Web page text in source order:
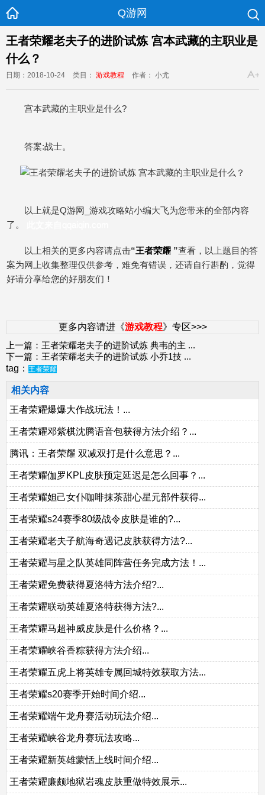
Q游网
王者荣耀老夫子的进阶试炼 宫本武藏的主职业是
什么？
日期：2018-10-24 类目： 游戏教程 作者： 小尤
宫本武藏的主职业是什么?
答案:战士。
以上就是Q游网_游戏攻略站小编大飞为您带来的全部内容
了。
以上相关的更多内容请点击“王者荣耀 ”查看，以上题目的答
案为网上收集整理仅供参考，难免有错误，还请自行斟酌，觉得
好请分享给您的好朋友们！
更多内容请进《游戏教程》专区>>>
上一篇： 王者荣耀老夫子的进阶试炼 典韦的主 ...
下一篇： 王者荣耀老夫子的进阶试炼 小乔1技 ...
tag： 王者荣耀
相关内容
王者荣耀爆爆大作战玩法！...
王者荣耀邓紫棋沈腾语音包获得方法介绍？...
腾讯：王者荣耀 双减双打是什么意思？...
王者荣耀伽罗KPL皮肤预定延迟是怎么回事？...
王者荣耀妲己女仆咖啡抹茶甜心星元部件获得...
王者荣耀s24赛季80级战令皮肤是谁的?...
王者荣耀老夫子航海奇遇记皮肤获得方法?...
王者荣耀与星之队英雄同阵营任务完成方法！...
王者荣耀免费获得夏洛特方法介绍?...
王者荣耀联动英雄夏洛特获得方法?...
王者荣耀马超神威皮肤是什么价格？...
王者荣耀峡谷香粽获得方法介绍...
王者荣耀五虎上将英雄专属回城特效获取方法...
王者荣耀s20赛季开始时间介绍...
王者荣耀端午龙舟赛活动玩法介绍...
王者荣耀峡谷龙舟赛玩法攻略...
王者荣耀新英雄蒙恬上线时间介绍...
王者荣耀廉颇地狱岩魂皮肤重做特效展示...